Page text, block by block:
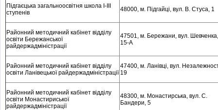
Підгаєцька загальноосвітня школа І-ІІІ
ступенів
48000, м. Підгайці, вул. В. Стуса, 1
Районний методичний кабінет відділу
освіти Бережанської
райдержадміністрації
47501, м. Бережани, вул. Шевченка,
15-А
Районний методичний кабінет відділу
освіти Ланівецької райдержадміністрації
47400, м. Ланівці, вул.
19
Районний методичний кабінет відділу
освіти Монастириської
райдержадміністрації
48300, м. Монастирська, вул. С.
Бандери, 5